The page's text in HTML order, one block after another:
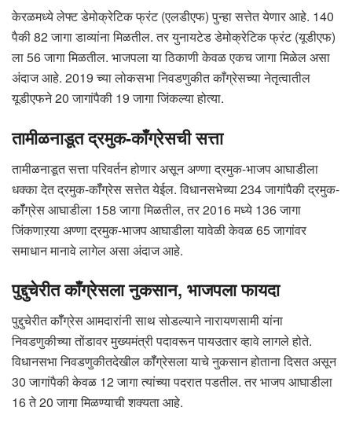
केरळमध्ये लेफ्ट डेमोक्रेटिक फ्रंट (एलडीएफ) पुन्हा सत्तेत येणार आहे. 140
पैकी 82 जागा डाव्यांना मिळतील. तर युनायटेड डेमोक्रेटिक फ्रंट (यूडीएफ)
ला 56 जागा मिळतील. भाजपला या ठिकाणी केवळ एकच जागा मिळेल असा
अंदाज आहे. 2019 च्या लोकसभा निवडणुकीत काँग्रेसच्या नेतृत्वातील
यूडीएफने 20 जागांपैकी 19 जागा जिंकल्या होत्या.
तामीळनाडूत द्रमुक-काँग्रेसची सत्ता
तामीळनाडूत सत्ता परिवर्तन होणार असून अण्णा द्रमुक-भाजप आघाडीला
धक्का देत द्रमुक-कॉँग्रेस सत्तेत येईल. विधानसभेच्या 234 जागांपैकी द्रमुक-
कॉँग्रेस आघाडीला 158 जागा मिळतील, तर 2016 मध्ये 136 जागा
जिंकणाऱया अण्णा द्रमुक-भाजप आघाडीला यावेळी केवळ 65 जागांवर
समाधान मानावे लागेल असा अंदाज आहे.
पुद्दुचेरीत काँग्रेसला नुकसान, भाजपला फायदा
पुद्दुचेरीत कॉँग्रेस आमदारांनी साथ सोडल्याने नारायणसामी यांना
निवडणुकीच्या तोंडावर मुख्यमंत्री पदावरून पायउतार व्हावे लागले होते.
विधानसभा निवडणुकीतदेखील कॉँग्रेसला याचे नुकसान होताना दिसत असून
30 जागांपैकी केवळ 12 जागा त्यांच्या पदरात पडतील. तर भाजप आघाडीला
16 ते 20 जागा मिळण्याची शक्यता आहे.